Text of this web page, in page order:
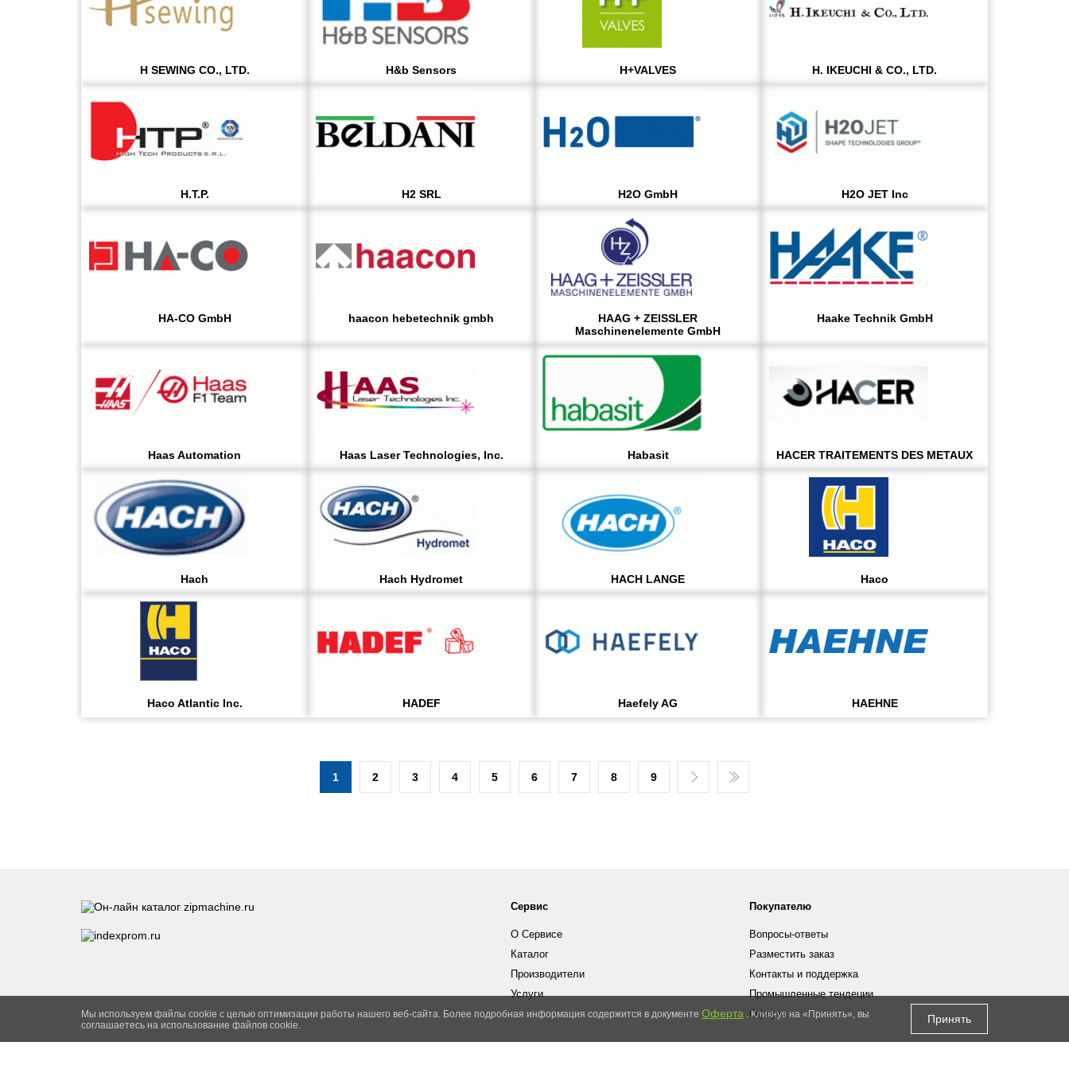
H SEWING CO., LTD. H&b Sensors H+VALVES H. IKEUCHI & CO., LTD.
H.T.P. H2 SRL H2O GmbH H2O JET Inc
HA-CO GmbH haacon hebetechnik gmbh
HAAG + ZEISSLER
Maschinenelemente GmbH
Haake Technik GmbH
Haas Automation Haas Laser Technologies, Inc. Habasit HACER TRAITEMENTS DES METAUX
Hach Hach Hydromet HACH LANGE Haco
Haco Atlantic Inc. HADEF Haefely AG HAEHNE
1 2 3 4 5 6 7 8 9
Сервис
О Сервисе
Каталог
Производители
Услуги
Покупателю
Вопросы-ответы
Разместить заказ
Контакты и поддержка
Промышленные тендеции
Оферта
Мы используем файлы cookie с целью оптимизации работы нашего веб-сайта. Более подробная информация содержится в документе Оферта . Кликнув на «Принять», вы
соглашаетесь на использование файлов cookie.
Принять